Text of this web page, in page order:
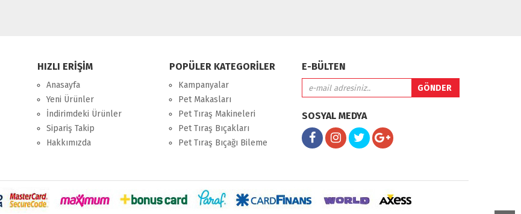
HIZLI ERİŞİM
Anasayfa
Yeni Ürünler
İndirimdeki Ürünler
Sipariş Takip
Hakkımızda
POPÜLER KATEGORİLER
Kampanyalar
Pet Makasları
Pet Tıraş Makineleri
Pet Tıraş Bıçakları
Pet Tıraş Bıçağı Bileme
E-BÜLTEN
SOSYAL MEDYA